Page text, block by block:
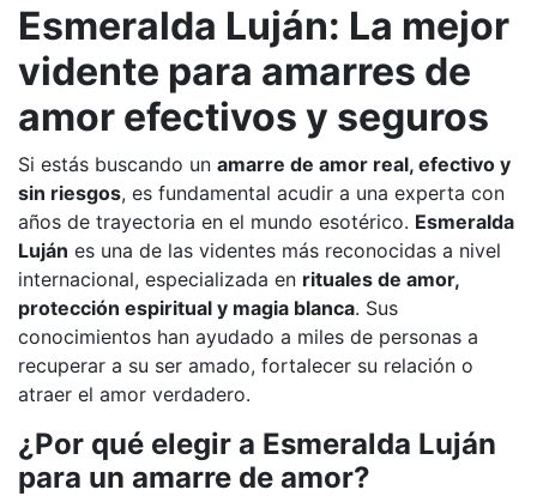
Esmeralda Luján: La mejor
vidente para amarres de
amor efectivos y seguros
Si estás buscando un amarre de amor real, efectivo y
sin riesgos, es fundamental acudir a una experta con
años de trayectoria en el mundo esotérico. Esmeralda
Luján es una de las videntes más reconocidas a nivel
internacional, especializada en rituales de amor,
protección espiritual y magia blanca. Sus
conocimientos han ayudado a miles de personas a
recuperar a su ser amado, fortalecer su relación o
atraer el amor verdadero.
¿Por qué elegir a Esmeralda Luján
para un amarre de amor?